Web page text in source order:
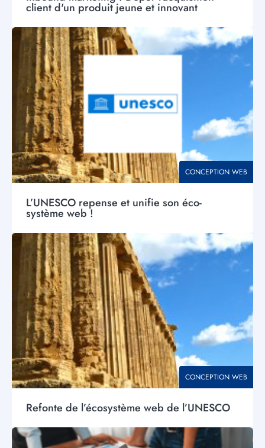
client d'un produit jeune et innovant
Visuel
principal
THÉMATIQUE
CONCEPTION WEB
L’UNESCO repense et unifie son éco-
système web !
Visuel
principal
THÉMATIQUE
CONCEPTION WEB
Refonte de l’écosystème web de l’UNESCO
Visuel
principal